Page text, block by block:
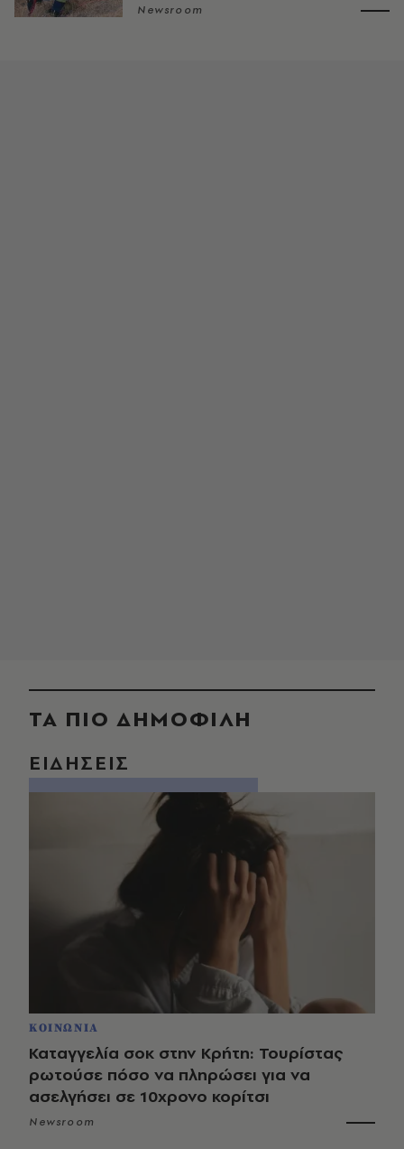
Newsroom
ΤΑ ΠΙΟ ΔΗΜΟΦΙΛΗ
ΕΙΔΗΣΕΙΣ
ΚΟΙΝΩΝΙΑ
Καταγγελία σοκ στην Κρήτη: Τουρίστας
ρωτούσε πόσο να πληρώσει για να
ασελγήσει σε 10χρονο κορίτσι
Newsroom